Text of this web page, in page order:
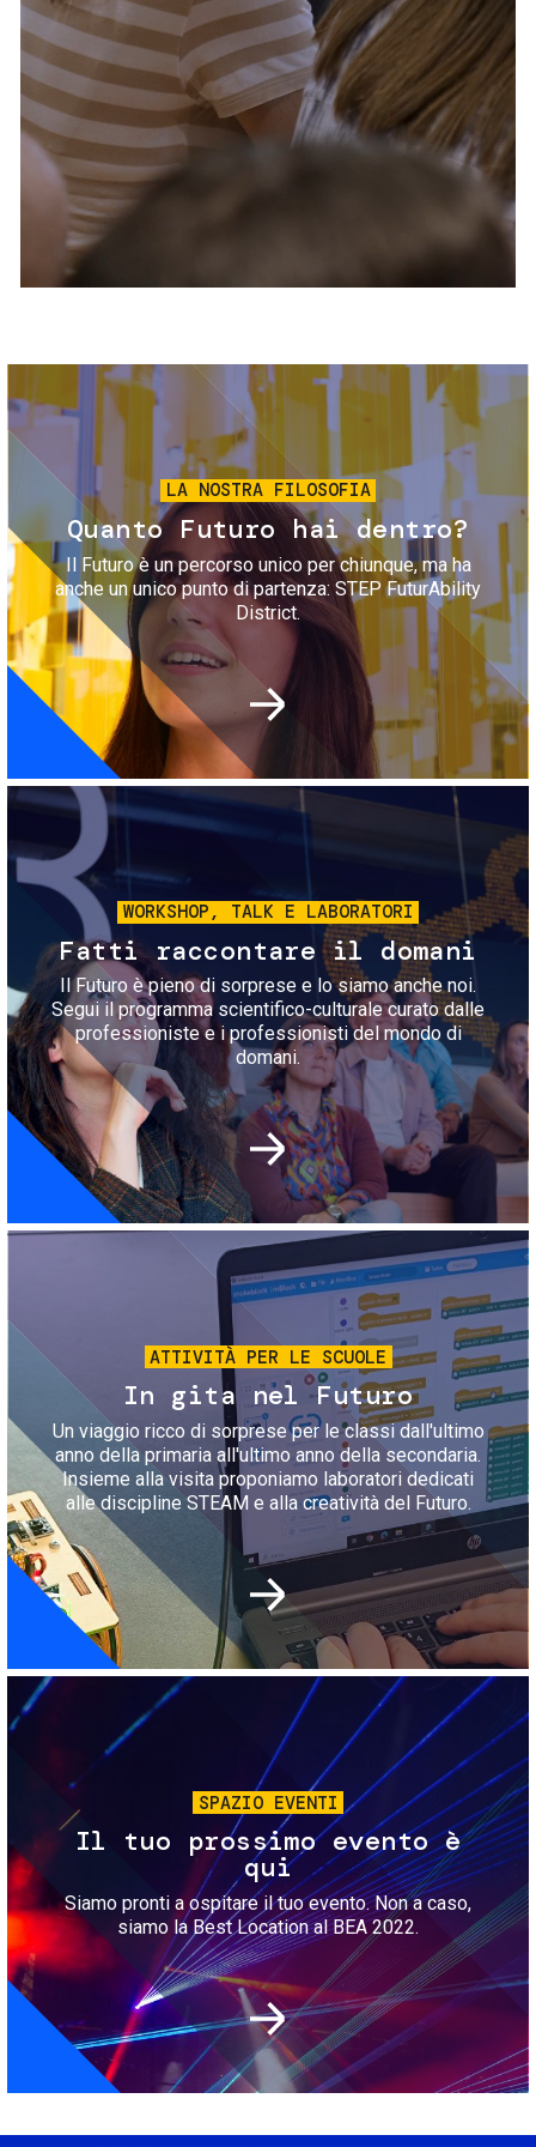
Servizi e accessibilità
Contatti
FAQ
Biglietti
Immagine
LA NOSTRA FILOSOFIA
Quanto Futuro hai dentro?
Il Futuro è un percorso unico per chiunque, ma ha
anche un unico punto di partenza: STEP FuturAbility
District.
Immagine
WORKSHOP, TALK E LABORATORI
Fatti raccontare il domani
Il Futuro è pieno di sorprese e lo siamo anche noi.
Segui il programma scientifico-culturale curato dalle
professioniste e i professionisti del mondo di
domani.
Immagine
ATTIVITÀ PER LE SCUOLE
In gita nel Futuro
Un viaggio ricco di sorprese per le classi dall'ultimo
anno della primaria all'ultimo anno della secondaria.
Insieme alla visita proponiamo laboratori dedicati
alle discipline STEAM e alla creatività del Futuro.
Immagine
SPAZIO EVENTI
Il tuo prossimo evento è
qui
Siamo pronti a ospitare il tuo evento. Non a caso,
siamo la Best Location al BEA 2022.